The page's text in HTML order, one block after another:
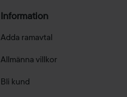
Information
Adda ramavtal
Allmänna villkor
Bli kund